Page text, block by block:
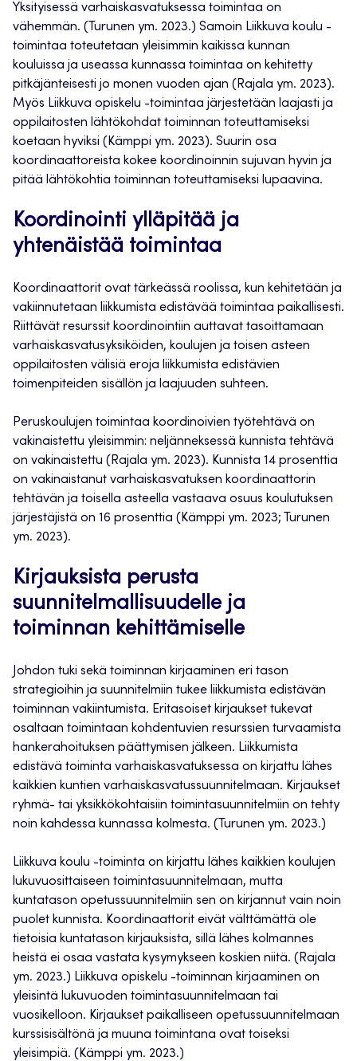
Yksityisessä varhaiskasvatuksessa toimintaa on
vähemmän. (Turunen ym. 2023.) Samoin Liikkuva koulu -
toimintaa toteutetaan yleisimmin kaikissa kunnan
kouluissa ja useassa kunnassa toimintaa on kehitetty
pitkäjänteisesti jo monen vuoden ajan (Rajala ym. 2023).
Myös Liikkuva opiskelu -toimintaa järjestetään laajasti ja
oppilaitosten lähtökohdat toiminnan toteuttamiseksi
koetaan hyviksi (Kämppi ym. 2023). Suurin osa
koordinaattoreista kokee koordinoinnin sujuvan hyvin ja
pitää lähtökohtia toiminnan toteuttamiseksi lupaavina.
Koordinointi ylläpitää ja
yhtenäistää toimintaa
Koordinaattorit ovat tärkeässä roolissa, kun kehitetään ja
vakiinnutetaan liikkumista edistävää toimintaa paikallisesti.
Riittävät resurssit koordinointiin auttavat tasoittamaan
varhaiskasvatusyksiköiden, koulujen ja toisen asteen
oppilaitosten välisiä eroja liikkumista edistävien
toimenpiteiden sisällön ja laajuuden suhteen.
Peruskoulujen toimintaa koordinoivien työtehtävä on
vakinaistettu yleisimmin: neljänneksessä kunnista tehtävä
on vakinaistettu (Rajala ym. 2023). Kunnista 14 prosenttia
on vakinaistanut varhaiskasvatuksen koordinaattorin
tehtävän ja toisella asteella vastaava osuus koulutuksen
järjestäjistä on 16 prosenttia (Kämppi ym. 2023; Turunen
ym. 2023).
Kirjauksista perusta
suunnitelmallisuudelle ja
toiminnan kehittämiselle
Johdon tuki sekä toiminnan kirjaaminen eri tason
strategioihin ja suunnitelmiin tukee liikkumista edistävän
toiminnan vakiintumista. Eritasoiset kirjaukset tukevat
osaltaan toimintaan kohdentuvien resurssien turvaamista
hankerahoituksen päättymisen jälkeen. Liikkumista
edistävä toiminta varhaiskasvatuksessa on kirjattu lähes
kaikkien kuntien varhaiskasvatussuunnitelmaan. Kirjaukset
ryhmä- tai yksikkökohtaisiin toimintasuunnitelmiin on tehty
noin kahdessa kunnassa kolmesta. (Turunen ym. 2023.)
Liikkuva koulu -toiminta on kirjattu lähes kaikkien koulujen
lukuvuosittaiseen toimintasuunnitelmaan, mutta
kuntatason opetussuunnitelmiin sen on kirjannut vain noin
puolet kunnista. Koordinaattorit eivät välttämättä ole
tietoisia kuntatason kirjauksista, sillä lähes kolmannes
heistä ei osaa vastata kysymykseen koskien niitä. (Rajala
ym. 2023.) Liikkuva opiskelu -toiminnan kirjaaminen on
yleisintä lukuvuoden toimintasuunnitelmaan tai
vuosikelloon. Kirjaukset paikalliseen opetussuunnitelmaan
kurssisisältönä ja muuna toimintana ovat toiseksi
yleisimpiä. (Kämppi ym. 2023.)